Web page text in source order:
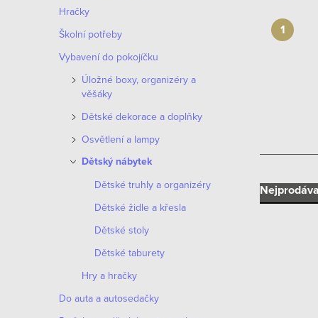
n
n
í
n
Hračky
Školní potřeby
Vybavení do pokojíčku
Úložné boxy, organizéry a
věšáky
Dětské dekorace a doplňky
Osvětlení a lampy
Dětský nábytek
Dětské truhly a organizéry
Dětské židle a křesla
Dětské stoly
Dětské taburety
Hry a hračky
Do auta a autosedačky
Ř